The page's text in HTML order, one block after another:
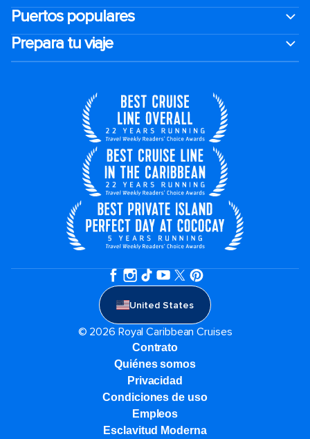
Puertos populares
Prepara tu viaje
United States
© 2026 Royal Caribbean Cruises
Contrato
Quiénes somos
Privacidad
Condiciones de uso
Empleos
Esclavitud Moderna